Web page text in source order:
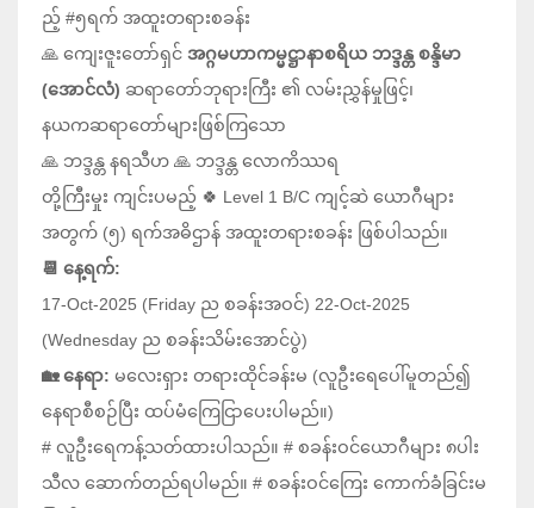
ည့် #၅ရက် အထူးတရားစခန်း
🙏 ကျေးဇူးတော်ရှင် အဂ္ဂမဟာကမ္မဋ္ဌာနာစရိယ ဘဒ္ဒန္တ စန္ဒိမာ
(အောင်လံ) ဆရာတော်ဘုရားကြီး ၏ လမ်းညွှန်မှုဖြင့်၊
နယကဆရာတော်များဖြစ်ကြသော
🙏 ဘဒ္ဒန္တ နရသီဟ 🙏 ဘဒ္ဒန္တ လောကိဿရ
တို့ကြီးမှုး ကျင်းပမည့် 🍀 Level 1 B/C ကျင့်ဆဲ ယောဂီများ
အတွက် (၅) ရက်အဓိဌာန် အထူးတရားစခန်း ဖြစ်ပါသည်။
📆 နေ့ရက်:
17-Oct-2025 (Friday ည စခန်းအဝင်) 22-Oct-2025
(Wednesday ည စခန်းသိမ်းအောင်ပွဲ)
🏡 နေရာ: မလေးရှား တရားထိုင်ခန်းမ (လူဦးရေပေါ်မူတည်၍
နေရာစီစဉ်ပြီး ထပ်မံကြေငြာပေးပါမည်။)
# လူဦးရေကန့်သတ်ထားပါသည်။ # စခန်းဝင်ယောဂီများ ၈ပါး
သီလ ဆောက်တည်ရပါမည်။ # စခန်းဝင်ကြေး ကောက်ခံခြင်းမ